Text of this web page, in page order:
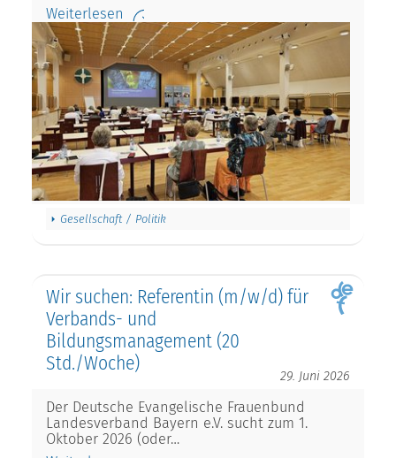
Weiterlesen
Gesellschaft / Politik
Wir suchen: Referentin (m/w/d) für
Verbands- und
Bildungsmanagement (20
Std./Woche)
29. Juni 2026
Der Deutsche Evangelische Frauenbund
Landesverband Bayern e.V. sucht zum 1.
Oktober 2026 (oder…